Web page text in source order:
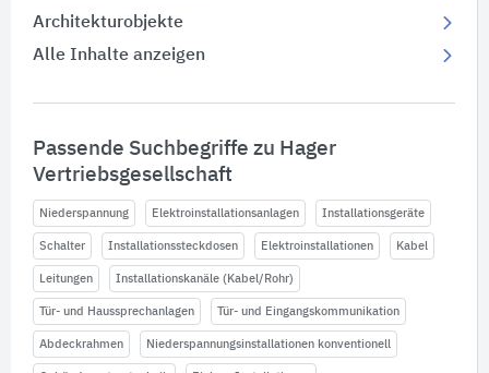
Architekturobjekte
Alle Inhalte anzeigen
Passende Suchbegriffe zu Hager
Vertriebsgesellschaft
Niederspannung Elektroinstallationsanlagen Installationsgeräte
Schalter Installationssteckdosen Elektroinstallationen Kabel
Leitungen Installationskanäle (Kabel/Rohr)
Tür- und Haussprechanlagen Tür- und Eingangskommunikation
Abdeckrahmen Niederspannungsinstallationen konventionell